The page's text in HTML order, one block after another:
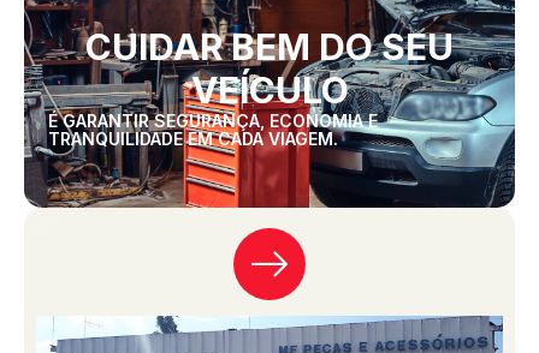
CUIDAR BEM DO SEU
VEÍCULO
É GARANTIR SEGURANÇA, ECONOMIA E
TRANQUILIDADE EM CADA VIAGEM.